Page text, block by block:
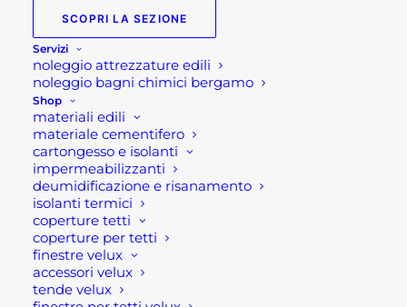
SCOPRI LA SEZIONE
Servizi
noleggio attrezzature edili
noleggio bagni chimici bergamo
Shop
materiali edili
materiale cementifero
cartongesso e isolanti
impermeabilizzanti
deumidificazione e risanamento
isolanti termici
coperture tetti
coperture per tetti
finestre velux
accessori velux
tende velux
Presso il punto vendita Rota commerciale di
Brembate di Sopra potrete trovare diverse
tipologie diporteperfette per i vostri ambienti.
Ad ogni ambiente, le sue
porte
Dopo aver selezionato i migliori fornitori, siamo in
grado di offrire ogni tipo di porta. Dalle soluzioni
abattente raso muro di diverse finiture, vetro,
legno, vetro colorato e grezza. Quest’ultima da
ultimare con la pittura per pareti. Come a